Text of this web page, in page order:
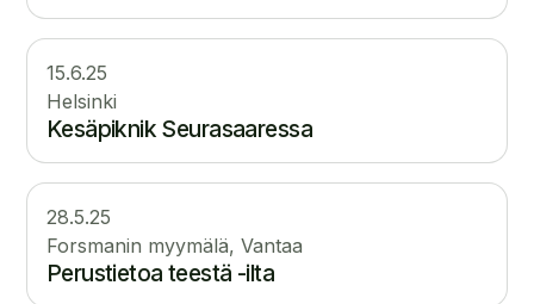
15.6.25
Helsinki
Kesäpiknik Seurasaaressa
28.5.25
Forsmanin myymälä, Vantaa
Perustietoa teestä -ilta